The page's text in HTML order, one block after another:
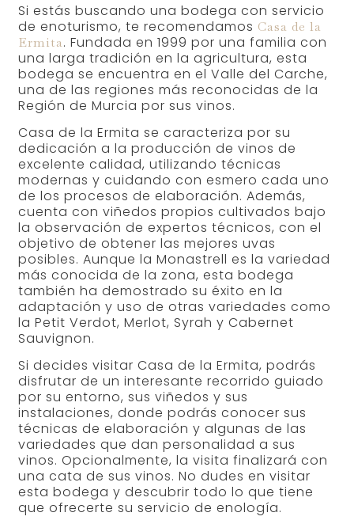
Si estás buscando una bodega con servicio
de enoturismo, te recomendamos Casa de la
Ermita. Fundada en 1999 por una familia con
una larga tradición en la agricultura, esta
bodega se encuentra en el Valle del Carche,
una de las regiones más reconocidas de la
Región de Murcia por sus vinos.
Casa de la Ermita se caracteriza por su
dedicación a la producción de vinos de
excelente calidad, utilizando técnicas
modernas y cuidando con esmero cada uno
de los procesos de elaboración. Además,
cuenta con viñedos propios cultivados bajo
la observación de expertos técnicos, con el
objetivo de obtener las mejores uvas
posibles. Aunque la Monastrell es la variedad
más conocida de la zona, esta bodega
también ha demostrado su éxito en la
adaptación y uso de otras variedades como
la Petit Verdot, Merlot, Syrah y Cabernet
Sauvignon.
Si decides visitar Casa de la Ermita, podrás
disfrutar de un interesante recorrido guiado
por su entorno, sus viñedos y sus
instalaciones, donde podrás conocer sus
técnicas de elaboración y algunas de las
variedades que dan personalidad a sus
vinos. Opcionalmente, la visita finalizará con
una cata de sus vinos. No dudes en visitar
esta bodega y descubrir todo lo que tiene
que ofrecerte su servicio de enología.